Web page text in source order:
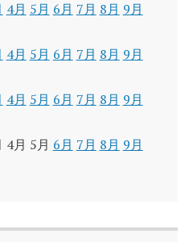
4月 5月 6月 7月 8月 9月
4月 5月 6月 7月 8月 9月
4月 5月 6月 7月 8月 9月
4月 5月 6月 7月 8月 9月